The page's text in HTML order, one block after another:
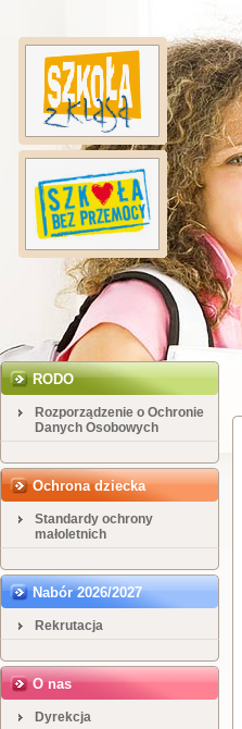
RODO
Rozporządzenie o Ochronie
Danych Osobowych
Ochrona dziecka
Standardy ochrony
małoletnich
Nabór 2026/2027
Rekrutacja
O nas
Dyrekcja